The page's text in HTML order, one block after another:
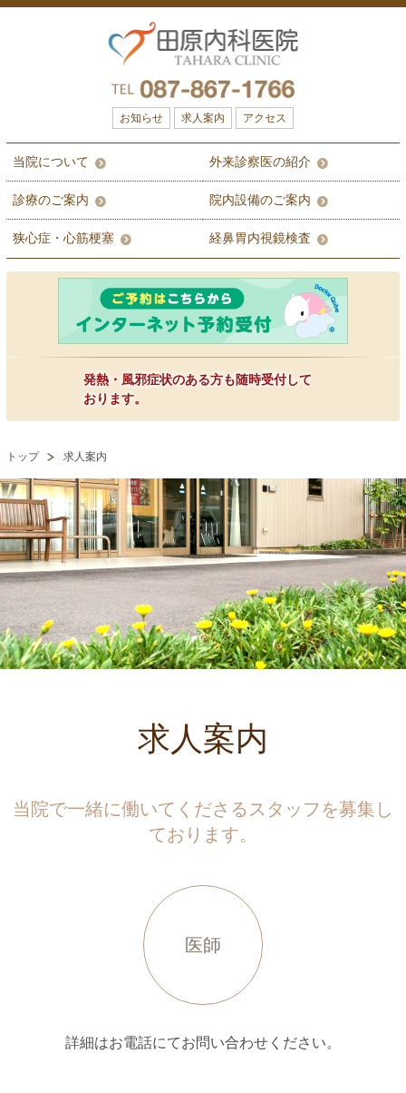
お知らせ 求人案内 アクセス
当院について 外来診察医の紹介
診療のご案内 院内設備のご案内
狭心症・心筋梗塞 経鼻胃内視鏡検査
発熱・風邪症状のある方も随時受付して
おります。
トップ 求人案内
求人案内
当院で一緒に働いてくださるスタッフを募集し
ております。
医師
詳細はお電話にてお問い合わせください。